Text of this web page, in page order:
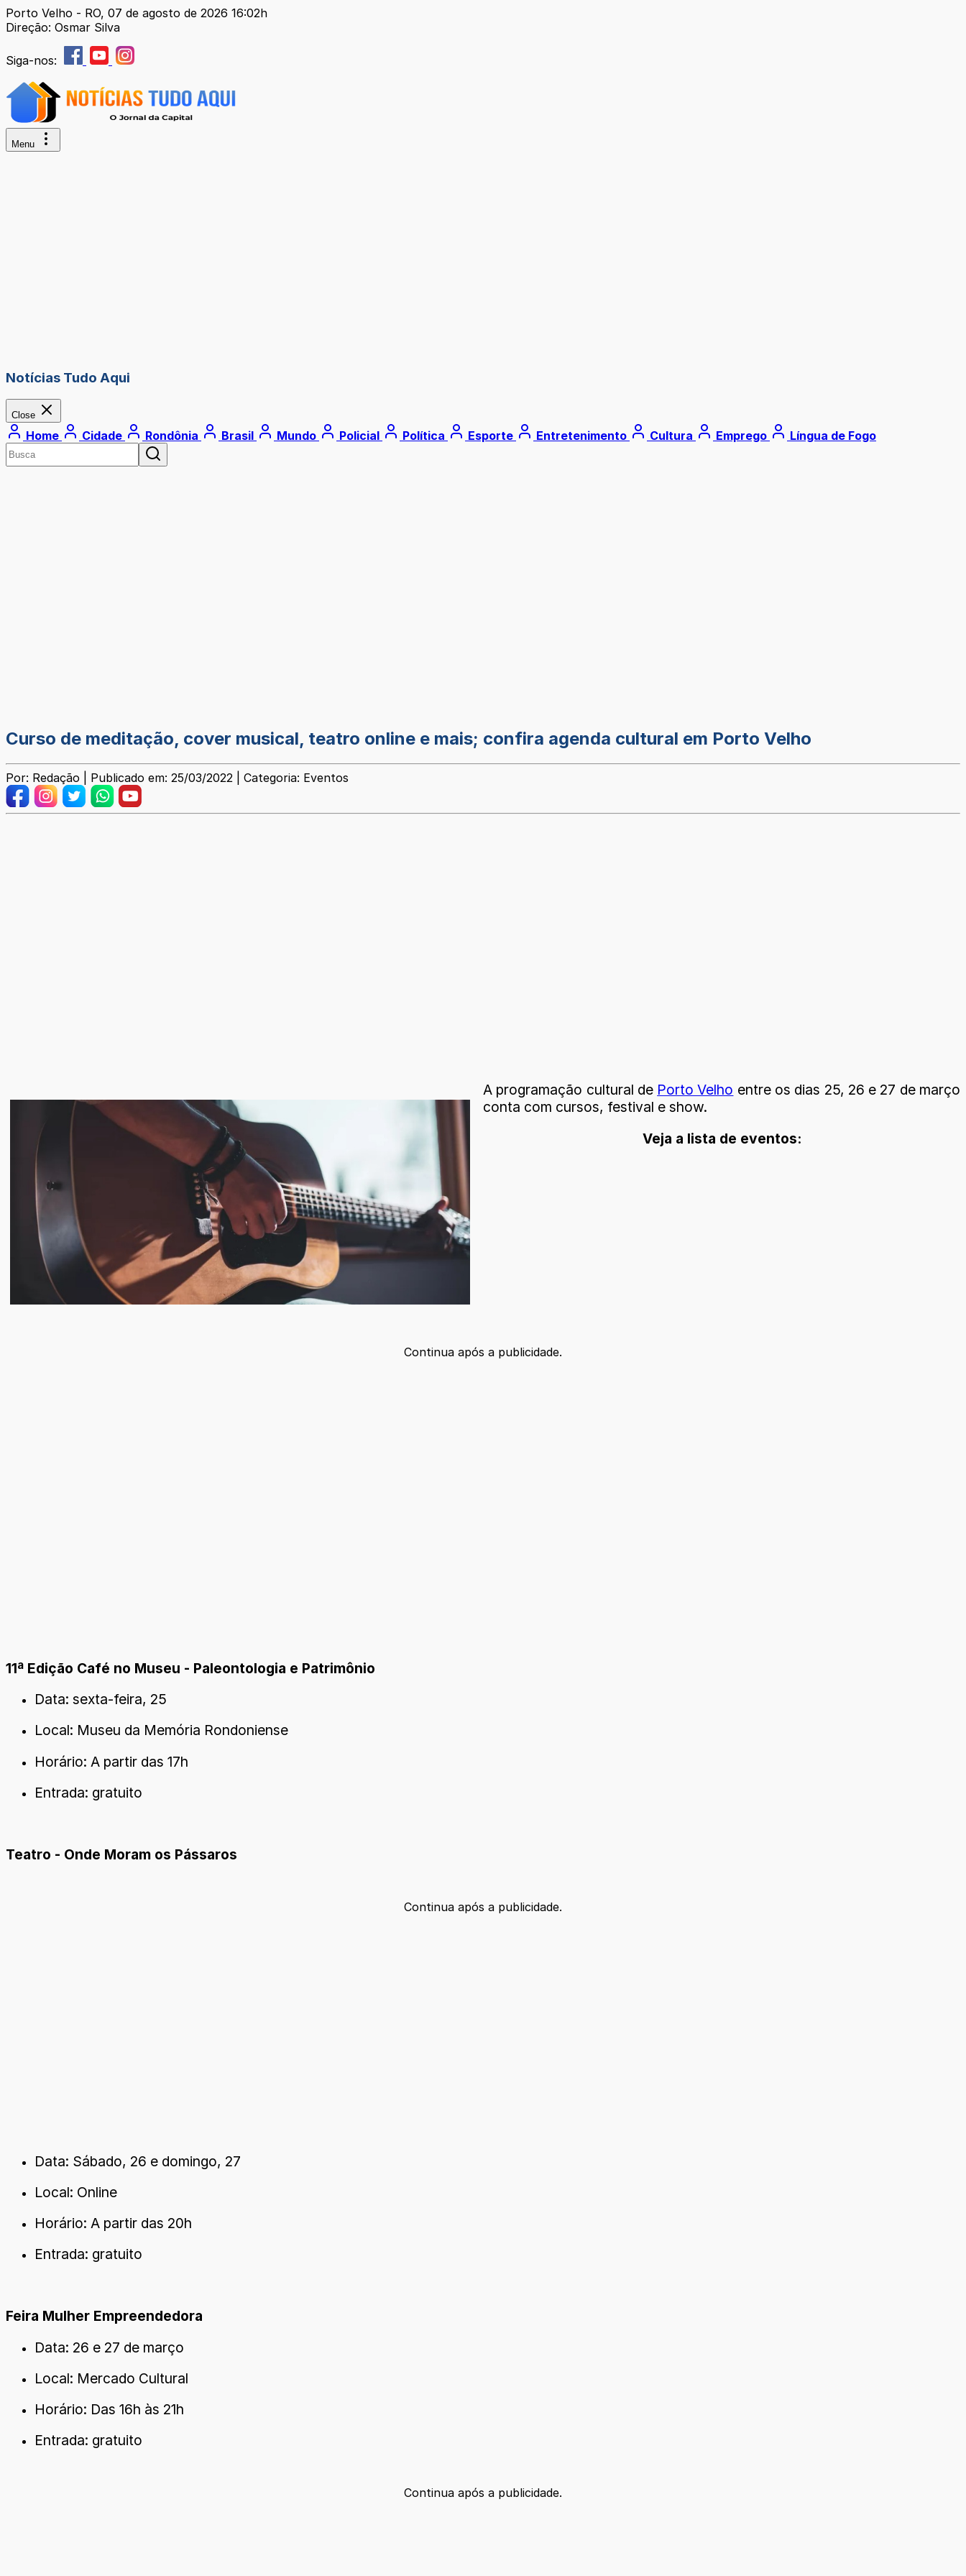
Porto Velho - RO, 07 de agosto de 2026 16:02h
Direção: Osmar Silva
Siga-nos:
Menu
Notícias Tudo Aqui
Close
Home Cidade Rondônia Brasil Mundo Policial Política Esporte Entretenimento Cultura Emprego Língua de Fogo
Curso de meditação, cover musical, teatro online e mais; confira agenda cultural em Porto Velho
Por: Redação | Publicado em: 25/03/2022 | Categoria: Eventos
A programação cultural de Porto Velho entre os dias 25, 26 e 27 de março
conta com cursos, festival e show.
Veja a lista de eventos:
Continua após a publicidade.
11ª Edição Café no Museu - Paleontologia e Patrimônio
Data: sexta-feira, 25
Local: Museu da Memória Rondoniense
Horário: A partir das 17h
Entrada: gratuito
Teatro - Onde Moram os Pássaros
Continua após a publicidade.
Data: Sábado, 26 e domingo, 27
Local: Online
Horário: A partir das 20h
Entrada: gratuito
Feira Mulher Empreendedora
Data: 26 e 27 de março
Local: Mercado Cultural
Horário: Das 16h às 21h
Entrada: gratuito
Continua após a publicidade.